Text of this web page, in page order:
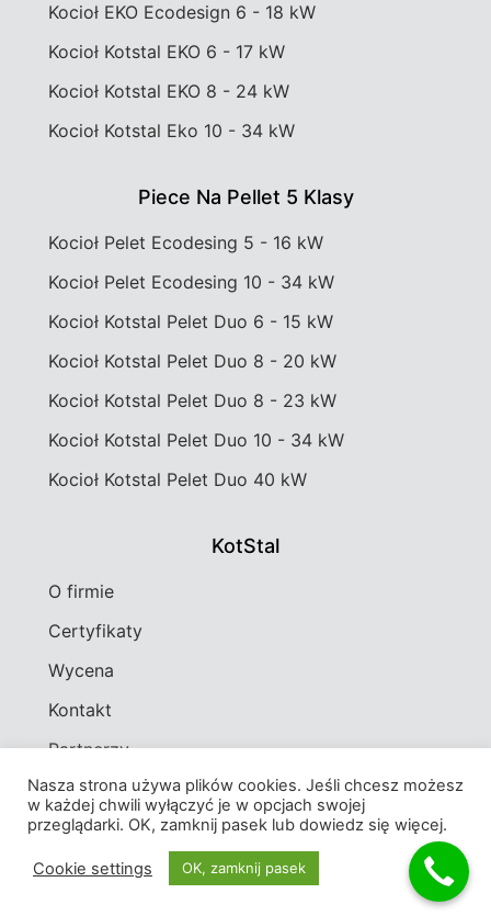
Kocioł EKO Ecodesign 6 - 18 kW
Kocioł Kotstal EKO 6 - 17 kW
Kocioł Kotstal EKO 8 - 24 kW
Kocioł Kotstal Eko 10 - 34 kW
Piece Na Pellet 5 Klasy
Kocioł Pelet Ecodesing 5 - 16 kW
Kocioł Pelet Ecodesing 10 - 34 kW
Kocioł Kotstal Pelet Duo 6 - 15 kW
Kocioł Kotstal Pelet Duo 8 - 20 kW
Kocioł Kotstal Pelet Duo 8 - 23 kW
Kocioł Kotstal Pelet Duo 10 - 34 kW
Kocioł Kotstal Pelet Duo 40 kW
KotStal
O firmie
Certyfikaty
Wycena
Kontakt
Partnerzy
© All rights reserved
Powered by Alpha Ad Solutions
Nasza strona używa plików cookies. Jeśli chcesz możesz
w każdej chwili wyłączyć je w opcjach swojej
przeglądarki. OK, zamknij pasek lub dowiedz się więcej.
Cookie settings OK, zamknij pasek